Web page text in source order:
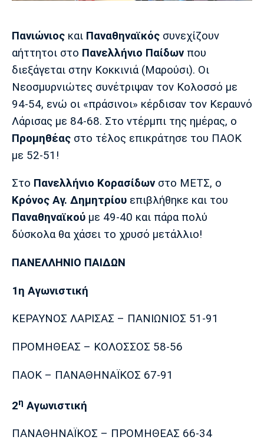
Πολιτισμός
Τραγούδια
Cine Spot
Running
Media
Παρασκήνιο
Πρόγραμμα TV
Ιωνικός Κηφισιά Πανσερραϊκός
Μπαρτσελόνα
Μαδρίτης
Μαδρίτης
Μάντσεστερ
Γιουνάιτεντ
Τσέλσι Άρσεναλ
Λίβερπουλ
Μάντσεστερ
Μπορούσια
Πανιώνιος και Παναθηναϊκός συνεχίζουν
αήττητοι στο Πανελλήνιο Παίδωνπου
διεξάγεται στην Κοκκινιά (Μαρούσι). Οι
Νεοσμυρνιώτες συνέτριψαν τον Κολοσσό με
94-54, ενώ οι «πράσινοι» κέρδισαν τον Κεραυνό
Λάρισας με 84-68. Στο ντέρμπι της ημέρας, ο
Προμηθέας στο τέλος επικράτησε του ΠΑΟΚ
με 52-51!
Στο Πανελλήνιο Κορασίδωνστο ΜΕΤΣ, ο
Κρόνος Αγ. Δημητρίου επιβλήθηκε και του
Παναθηναϊκού με 49-40 και πάρα πολύ
δύσκολα θα χάσει το χρυσό μετάλλιο!
ΠΑΝΕΛΛΗΝΙΟ ΠΑΙΔΩΝ
1η Αγωνιστική
ΚΕΡΑΥΝΟΣ ΛΑΡΙΣΑΣ – ΠΑΝΙΩΝΙΟΣ 51-91
ΠΡΟΜΗΘΕΑΣ – ΚΟΛΟΣΣΟΣ 58-56
ΠΑΟΚ – ΠΑΝΑΘΗΝΑΪΚΟΣ 67-91
2η Αγωνιστική
ΠΑΝΑΘΗΝΑΪΚΟΣ – ΠΡΟΜΗΘΕΑΣ 66-34